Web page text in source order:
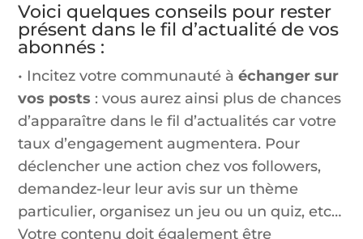
Voici quelques conseils pour rester
présent dans le fil d’actualité de vos
abonnés :
• Incitez votre communauté àéchanger sur
vos posts : vous aurez ainsi plus de chances
d’apparaître dans le fil d’actualités car votre
taux d’engagement augmentera. Pour
déclencher une action chez vos followers,
demandez-leur leur avis sur un thème
particulier, organisez un jeu ou un quiz, etc…
Votre contenu doit également être